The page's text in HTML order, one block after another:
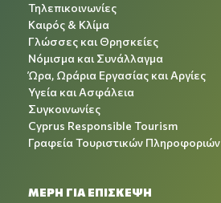
Τηλεπικοινωνίες
Καιρός & Κλίμα
Γλώσσες και Θρησκείες
Νόμισμα και Συνάλλαγμα
Ώρα, Ωράρια Εργασίας και Αργίες
Υγεία και Ασφάλεια
Συγκοινωνίες
Cyprus Responsible Tourism
Γραφεία Τουριστικών Πληροφοριών
ΜΕΡΗ ΓΙΑ ΕΠΙΣΚΕΨΗ